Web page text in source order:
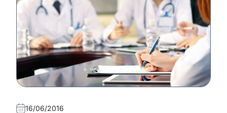
16/06/2016